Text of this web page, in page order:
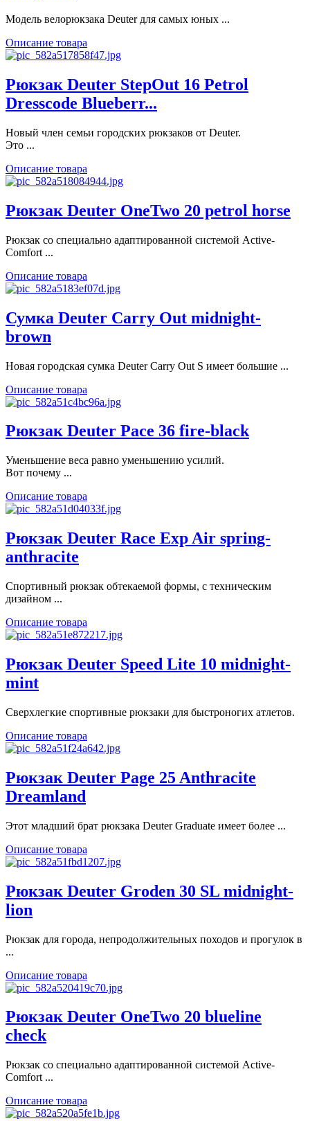
Модель велорюкзака Deuter для самых юных ...
Описание товара
Рюкзак Deuter StepOut 16 Petrol
Dresscode Blueberr...
Новый член семьи городских рюкзаков от Deuter.
Это ...
Описание товара
Рюкзак Deuter OneTwo 20 petrol horse
Рюкзак со специально адаптированной системой Active-
Comfort ...
Описание товара
Сумка Deuter Carry Out midnight-
brown
Новая городская сумка Deuter Carry Out S имеет большие ...
Описание товара
Рюкзак Deuter Pace 36 fire-black
Уменьшение веса равно уменьшению усилий.
Вот почему ...
Описание товара
Рюкзак Deuter Race Exp Air spring-
anthracite
Спортивный рюкзак обтекаемой формы, с техническим
дизайном ...
Описание товара
Рюкзак Deuter Speed Lite 10 midnight-
mint
Сверхлегкие спортивные рюкзаки для быстроногих атлетов.
Описание товара
Рюкзак Deuter Page 25 Anthracite
Dreamland
Этот младший брат рюкзака Deuter Graduate имеет более ...
Описание товара
Рюкзак Deuter Groden 30 SL midnight-
lion
Рюкзак для города, непродолжительных походов и прогулок в
...
Описание товара
Рюкзак Deuter OneTwo 20 blueline
check
Рюкзак со специально адаптированной системой Active-
Comfort ...
Описание товара